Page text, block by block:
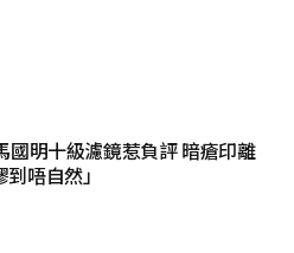
國明十級濾鏡惹負評 暗瘡印離
唔自然」